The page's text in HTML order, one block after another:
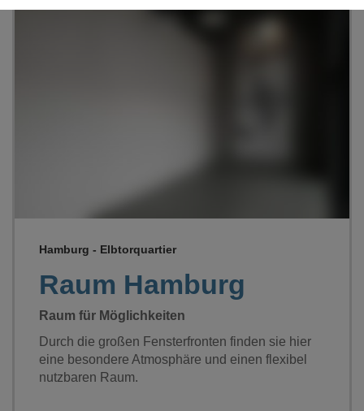
Raum Hamburg
Hamburg - Elbtorquartier
Raum für Möglichkeiten
Durch die großen Fensterfronten finden sie hier
eine besondere Atmosphäre und einen flexibel
nutzbaren Raum.